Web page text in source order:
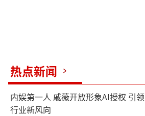
加真实且具有感染力。
热点新闻
内娱第一人 戚薇开放形象AI授权 引领
行业新风向